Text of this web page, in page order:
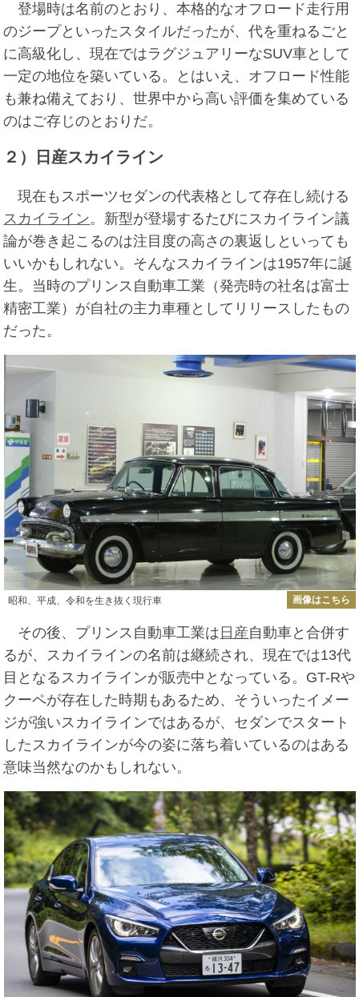
登場時は名前のとおり、本格的なオフロード走行用
のジープといったスタイルだったが、代を重ねるごと
に高級化し、現在ではラグジュアリーなSUV車として
一定の地位を築いている。とはいえ、オフロード性能
も兼ね備えており、世界中から高い評価を集めている
のはご存じのとおりだ。
２）日産スカイライン
現在もスポーツセダンの代表格として存在し続ける
スカイライン。新型が登場するたびにスカイライン議
論が巻き起こるのは注目度の高さの裏返しといっても
いいかもしれない。そんなスカイラインは1957年に誕
生。当時のプリンス自動車工業（発売時の社名は富士
精密工業）が自社の主力車種としてリリースしたもの
だった。
昭和、平成、令和を生き抜く現行車 画像はこちら
その後、プリンス自動車工業は 日産自動車と合併す
るが、スカイラインの名前は継続され、現在では13代
目となるスカイラインが販売中となっている。GT-Rや
クーペが存在した時期もあるため、そういったイメー
ジが強いスカイラインではあるが、セダンでスタート
したスカイラインが今の姿に落ち着いているのはある
意味当然なのかもしれない。